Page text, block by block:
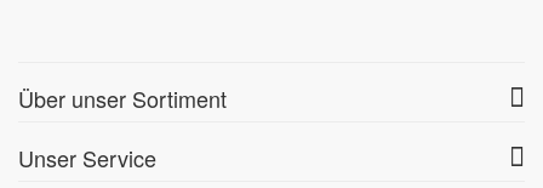
Über unser Sortiment
Unser Service